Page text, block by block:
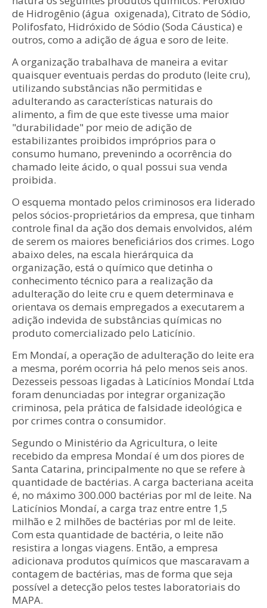
de Hidrogênio (água oxigenada), Citrato de Sódio,
Polifosfato, Hidróxido de Sódio (Soda Cáustica) e
outros, como a adição de água e soro de leite.
A organização trabalhava de maneira a evitar
quaisquer eventuais perdas do produto (leite cru),
utilizando substâncias não permitidas e
adulterando as características naturais do
alimento, a fim de que este tivesse uma maior
"durabilidade" por meio de adição de
estabilizantes proibidos impróprios para o
consumo humano, prevenindo a ocorrência do
chamado leite ácido, o qual possui sua venda
proibida.
O esquema montado pelos criminosos era liderado
pelos sócios-proprietários da empresa, que tinham
controle final da ação dos demais envolvidos, além
de serem os maiores beneficiários dos crimes. Logo
abaixo deles, na escala hierárquica da
organização, está o químico que detinha o
conhecimento técnico para a realização da
adulteração do leite cru e quem determinava e
orientava os demais empregados a executarem a
adição indevida de substâncias químicas no
produto comercializado pelo Laticínio.
Em Mondaí, a operação de adulteração do leite era
a mesma, porém ocorria há pelo menos seis anos.
Dezesseis pessoas ligadas à Laticínios Mondaí Ltda
foram denunciadas por integrar organização
criminosa, pela prática de falsidade ideológica e
por crimes contra o consumidor.
Segundo o Ministério da Agricultura, o leite
recebido da empresa Mondaí é um dos piores de
Santa Catarina, principalmente no que se refere à
quantidade de bactérias. A carga bacteriana aceita
é, no máximo 300.000 bactérias por ml de leite. Na
Laticínios Mondaí, a carga traz entre entre 1,5
milhão e 2 milhões de bactérias por ml de leite.
Com esta quantidade de bactéria, o leite não
resistira a longas viagens. Então, a empresa
adicionava produtos químicos que mascaravam a
contagem de bactérias, mas de forma que seja
possível a detecção pelos testes laboratoriais do
MAPA.